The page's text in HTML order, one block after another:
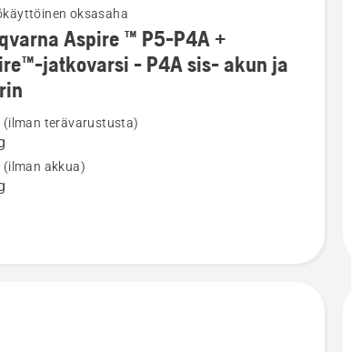
oksasaha​
Aspire ™ P5-P4A +
jatkovarsi - P4A sis- akun ja
(ilman terävarustusta)
(ilman akkua)